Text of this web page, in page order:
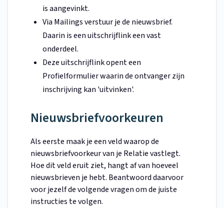
is aangevinkt.
Via Mailings verstuur je de nieuwsbrief.
Daarin is een uitschrijflink een vast
onderdeel.
Deze uitschrijflink opent een
Profielformulier waarin de ontvanger zijn
inschrijving kan 'uitvinken'.
Nieuwsbriefvoorkeuren
Als eerste maak je een veld waarop de
nieuwsbriefvoorkeur van je Relatie vastlegt.
Hoe dit veld eruit ziet, hangt af van hoeveel
nieuwsbrieven je hebt. Beantwoord daarvoor
voor jezelf de volgende vragen om de juiste
instructies te volgen.